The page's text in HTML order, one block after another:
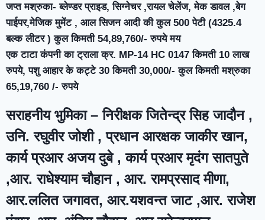
जप्त मश्रुका- ब्लेण्डर प्राइड, सिग्नेचर ,रायल चेलेंज, मेक डावल ,बेग
पाईपर,मेजिक मुमेंट , आल सिजन आदी की कुल 500 पेटी (4325.4
बल्क लीटर ) कुल किमती 54,89,760/- रुपये मय
एक टाटा कंपनी का ट्राला क्र. MP-14 HC 0147 किमती 10 लाख
रुपये, पशु आहार के कट्टे 30 किमती 30,000/- कुल किमती मश्रुका
65,19,760 /- रुपये
सराहनीय भुमिका – निरीक्षक जितेन्द्र सिह जादौन ,
उनि. रघुवीर जोशी , प्रधान आरक्षक जाकीर खान,
कार्य प्रआर अजय दुबे , कार्य प्रआर मृदंग सातपुते
,आर. राधेश्याम चौहान , आर. रामप्रसाद मीणा,
आर.ललित जगावत, आर.यशवन्त जाट ,आर. राजेश